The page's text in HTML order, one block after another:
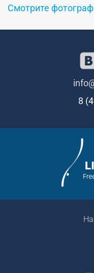
Смотрите
8